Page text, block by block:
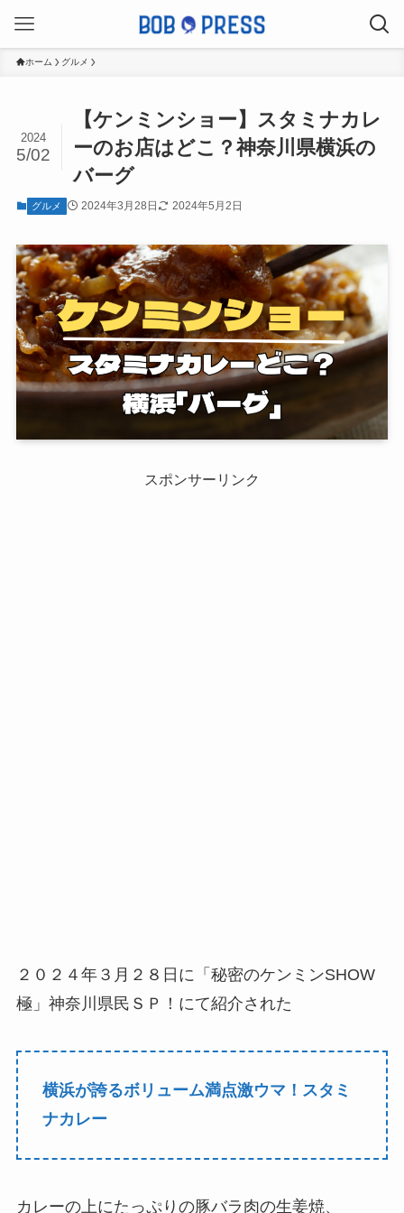
ホーム グルメ
【ケンミンショー】スタミナカレ
ーのお店はどこ？神奈川県横浜の
バーグ
2024
5/02
グルメ 2024年3月28日 2024年5月2日
スポンサーリンク
２０２４年３月２８日に「秘密のケンミンSHOW
極」神奈川県民ＳＰ！にて紹介された
横浜が誇るボリューム満点激ウマ！スタミ
ナカレー
カレーの上にたっぷりの豚バラ肉の生姜焼、